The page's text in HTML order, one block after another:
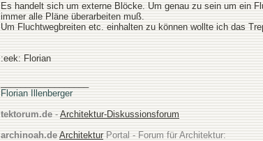
Es handelt sich um externe Blöcke. Um genau zu sein um ein
immer alle Pläne überarbeiten muß.
Um Fluchtwegbreiten etc. einhalten zu können wollte ich das
:eek: Florian
Florian Illenberger
tektorum.de - Architektur-Diskussionsforum
archinoah.de ArchitekturPortal - Forum für Architektur: